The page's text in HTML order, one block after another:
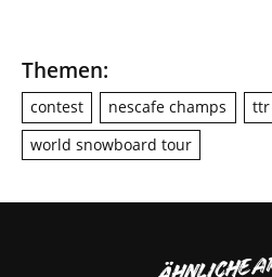
Themen:
contest nescafe champs
ttr
world snowboard tour
ÄHNLICHE